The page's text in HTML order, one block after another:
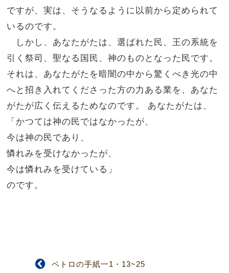
ですが、実は、そうなるように以前から定められて
いるのです。
しかし、あなたがたは、選ばれた民、王の系統を
引く祭司、聖なる国民、神のものとなった民です。
それは、あなたがたを暗闇の中から驚くべき光の中
へと招き入れてくださった方の力ある業を、あなた
がたが広く伝えるためなのです。 あなたがたは、
「かつては神の民ではなかったが、
今は神の民であり、
憐れみを受けなかったが、
今は憐れみを受けている」
のです。
ペトロの手紙一1・13~25